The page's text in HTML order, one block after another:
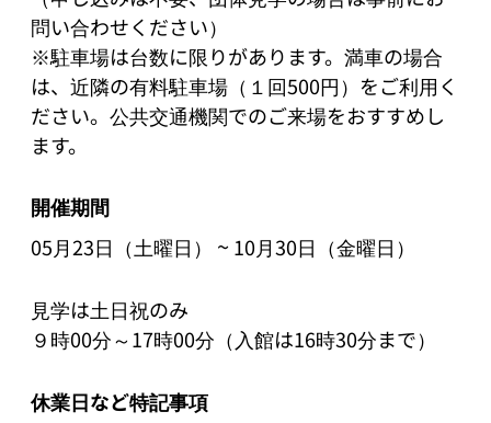
問い合わせください）
※駐車場は台数に限りがあります。満車の場合
は、近隣の有料駐車場（１回500円）をご利用く
ださい。公共交通機関でのご来場をおすすめし
開催期間
05月23日（土曜日）
~10月30日（金曜日）
見学は土日祝のみ
９時00分～17時00分（入館は16時30分まで）
休業日など特記事項